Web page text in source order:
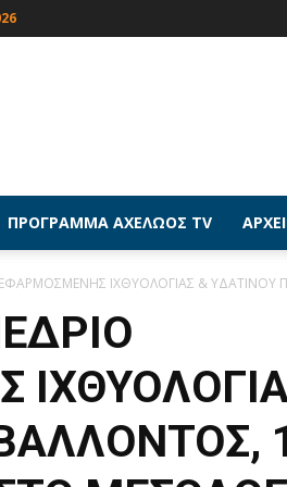
ΠΡΟΓΡΑΜΜΑ ΑΧΕΛΩΟΣ TV
ΙΧΘΥΟΛΟΓΙΑΣ & ΥΔΑΤΙΝΟΥ